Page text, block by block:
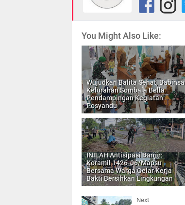
You Might Also Like:
Wujudkan Balita Sehat, Babinsa
Kelurahan Sombala Bella
Pendampingan Kegiatan
Posyandu
INILAH Antisipasi Banjir:
Koramil 1426-06/Mapsu
Bersama Warga Gelar Kerja
Bakti Bersihkan Lingkungan
Next